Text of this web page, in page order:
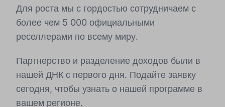
Для роста мы с гордостью сотрудничаем с
более чем 5 000 официальными
реселлерами по всему миру.
Партнерство и разделение доходов были в
нашей ДНК с первого дня. Подайте заявку
сегодня, чтобы узнать о нашей программе в
вашем регионе.